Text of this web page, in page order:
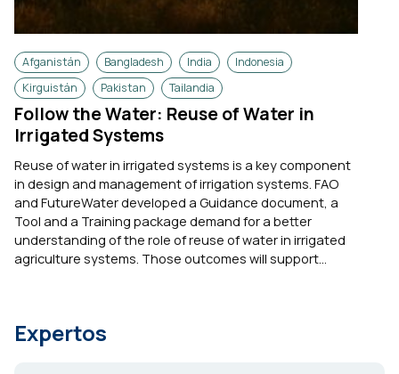
Afganistán Bangladesh India
Indonesia
Kirguistán
Pakistan Tailandia
Follow the Water: Reuse of Water in
Irrigated Systems
Reuse of water in irrigated systems is a key component
in design and management of irrigation systems. FAO
and FutureWater developed a Guidance document, a
Tool and a Training package demand for a better
understanding of the role of reuse of water in irrigated
agriculture systems. Those outcomes will support...
Expertos